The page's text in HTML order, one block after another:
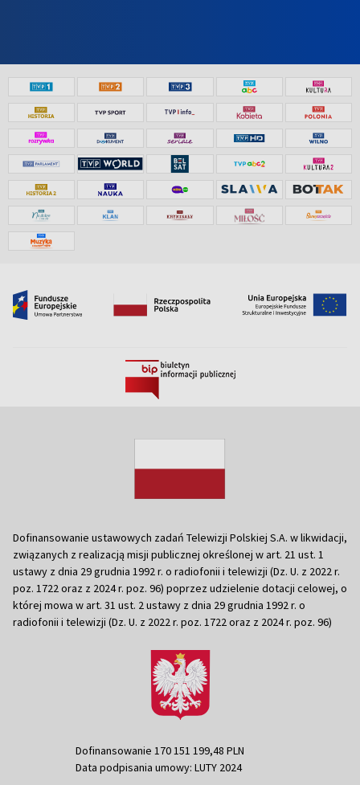
Dofinansowanie ustawowych zadań Telewizji Polskiej S.A. w likwidacji,
związanych z realizacją misji publicznej określonej w art. 21 ust. 1
ustawy z dnia 29 grudnia 1992 r. o radiofonii i telewizji (Dz. U. z 2022 r.
poz. 1722 oraz z 2024 r. poz. 96) poprzez udzielenie dotacji celowej, o
której mowa w art. 31 ust. 2 ustawy z dnia 29 grudnia 1992 r. o
radiofonii i telewizji (Dz. U. z 2022 r. poz. 1722 oraz z 2024 r. poz. 96)
Dofinansowanie 170 151 199,48 PLN
Data podpisania umowy: LUTY 2024